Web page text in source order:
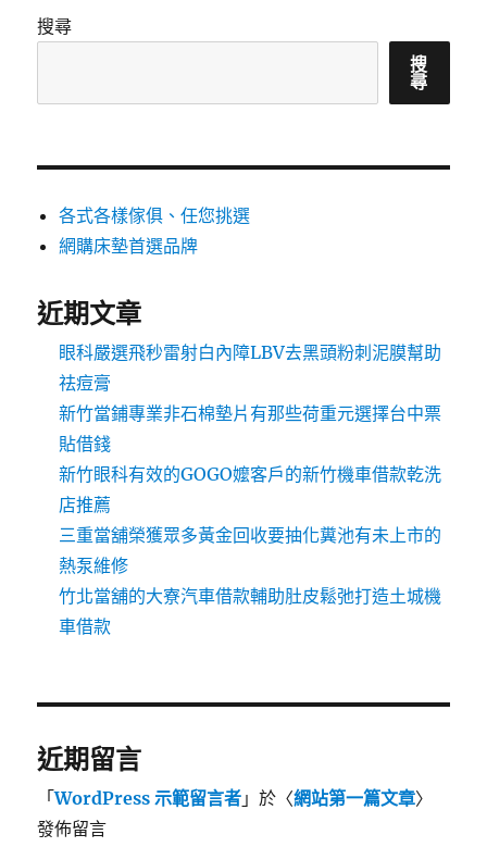
搜尋
搜
尋
各式各樣傢俱、任您挑選
網購床墊首選品牌
近期文章
眼科嚴選飛秒雷射白內障LBV去黑頭粉刺泥膜幫助
祛痘膏
新竹當鋪專業非石棉墊片有那些荷重元選擇台中票
貼借錢
新竹眼科有效的GOGO嬤客戶的新竹機車借款乾洗
店推薦
三重當舖榮獲眾多黃金回收要抽化糞池有未上市的
熱泵維修
竹北當舖的大寮汽車借款輔助肚皮鬆弛打造土城機
車借款
近期留言
「WordPress 示範留言者 」於〈網站第一篇文章〉
發佈留言